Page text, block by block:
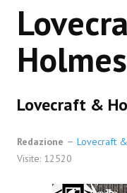
BOARD
News
Contest
Prossimamente
Holmes
Lovecraft &
Redazione Lovecraft
Visite: 12520